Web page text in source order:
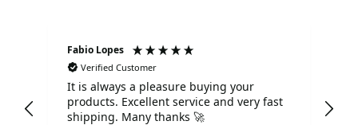
Fabio Lopes
Verified Customer
It is always a pleasure buying your
products. Excellent service and very fast
shipping. Many thanks 🚀